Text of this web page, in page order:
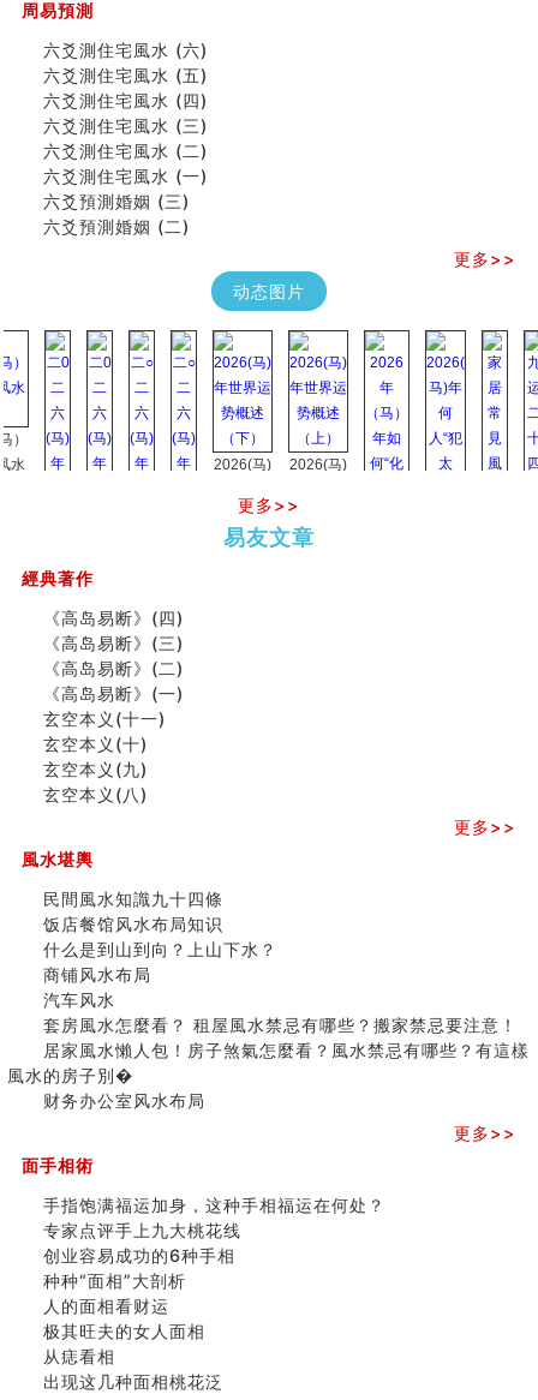
六爻測住宅風水 (六)
民間風水知識九十四條
马斯克八字分析
饭店餐馆风水布局知识
六爻占卜中如何预测官运、事业运？
《高岛易断》(三)
专家点评手上九大桃花线
四柱八字快速直断技法
天池水
创业容易成功的6种手相
算命先生都不外传的算命顺口溜
什么是到山到向？上山下水？
六爻算卦：我能面试升职吗？
《高岛易断》(一)
朱德總司命造 (名⼈⼋字淺析九）
刘燮鈞讲人相 手相论财运
如何给企业起名才能提高影响力
同年同月同日同时同地生命运为何却完全不同？
玄空本义(十一)
家居常見風水形煞及化解方法 (三)
天要下雨娘要嫁人
预测开店怎么样
口相與命運
六爻測住宅風水 (五)
一篇文章解答八字命理所有困惑
汽车风水
姓名字义玄机藏凶吉
玄空本义(十)
四墓库真诠
精选1500个五行属金的字
玄空本义(九)
八字十神与坐基关系详解
精选1000个五行属土的字
人的面相看财运
玄空本义(八)
六爻算卦：测腹中胎儿是男是女
中國改革開放總設計師鄧小平命造 (名人八字淺析八）
精选1000个五行属火的字
刘燮鈞讲人相 手纹与命运(二)
商铺如何摆放物品催财招财
极其旺夫的女人面相
家居常見風水形煞及化解方法 (二)
居家風水懶人包！房子煞氣怎麼看？風水禁忌有哪些？有
這樣風水的房子別�
南半球的八字如何推排
玄空本义(六)
周易預測
六爻測住宅風水 (六)
六爻測住宅風水 (五)
六爻測住宅風水 (四)
六爻測住宅風水 (三)
六爻測住宅風水 (二)
六爻測住宅風水 (一)
六爻預測婚姻 (三)
六爻預測婚姻 (二)
更多>>
动态图片
二
二0
二
六
(马)
二
生
肖
运
程
(鼠
牛
虎)
二○
二
六
(马)
生
肖
运
程
(鸡
狗
猪)
二○
二
六
(马)
生
肖
运
程
羊
猴)
2026(马)
（下）
2026(马)
势概述
（上）
風
法
(一)
析
(
更多>>
易友文章
經典著作
《高岛易断》(四)
《高岛易断》(三)
《高岛易断》(二)
《高岛易断》(一)
玄空本义(十一)
玄空本义(十)
玄空本义(九)
玄空本义(八)
更多>>
風水堪輿
民間風水知識九十四條
饭店餐馆风水布局知识
什么是到山到向？上山下水？
商铺风水布局
汽车风水
套房風水怎麼看？ 租屋風水禁忌有哪些？搬家禁忌要注意！
居家風水懶人包！房子煞氣怎麼看？風水禁忌有哪些？有這樣
風水的房子別�
财务办公室风水布局
更多>>
面手相術
手指饱满福运加身，这种手相福运在何处？
专家点评手上九大桃花线
创业容易成功的6种手相
种种“面相”大剖析
人的面相看财运
极其旺夫的女人面相
从痣看相
出现这几种面相桃花泛